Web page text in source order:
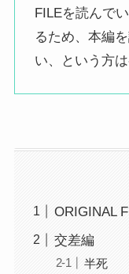
FILEを読んで
るため、本編
い、という方
ORIGINAL
交差編
半死